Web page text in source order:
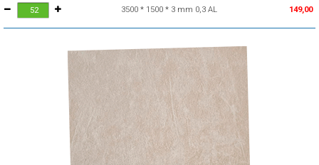
3500 * 1500 * 3 mm 0,3 AL 149,00